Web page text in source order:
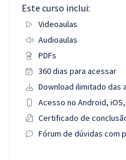
Este curso inclui:
Videoaulas
Audioaulas
PDFs
360 dias para acessar
Download ilimitado das
Acesso no Android,
Certificado de
Fórum de dúvidas com